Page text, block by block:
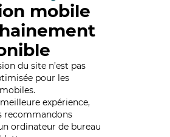
mobile
du site n’est pas
pour les
expérience,
recommandons
ordinateur de bureau